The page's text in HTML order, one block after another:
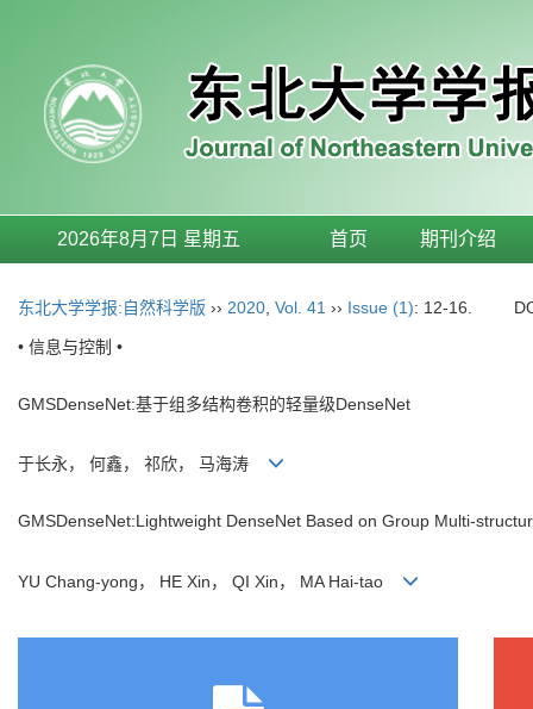
2026年8月7日 星期五 首页 期刊介绍
东北大学学报:自然科学版 ›› 2020 Vol. 41 ›› Issue (1): 12-16.
• 信息与控制 •
GMSDenseNet:基于组多结构卷积的轻量级DenseNet
于长永， 何鑫， 祁欣， 马海涛
GMSDenseNet:Lightweight DenseNet Based on Group Multi-
YU Chang-yong， HE Xin， QI Xin， MA Hai-tao